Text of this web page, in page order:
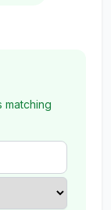
matching